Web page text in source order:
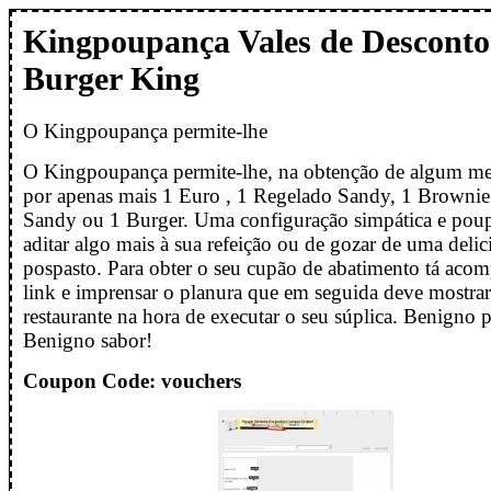
Kingpoupança Vales de Desconto
Burger King
O Kingpoupança permite-lhe
O Kingpoupança permite-lhe, na obtenção de algum
por apenas mais 1 Euro , 1 Regelado Sandy, 1
Sandy ou 1 Burger. Uma configuração simpática e
aditar algo mais à sua refeição ou de gozar de uma
pospasto. Para obter o seu cupão de abatimento tá
link e imprensar o planura que em seguida deve
restaurante na hora de executar o seu súplica. Benigno
Benigno sabor!
Coupon Code: vouchers